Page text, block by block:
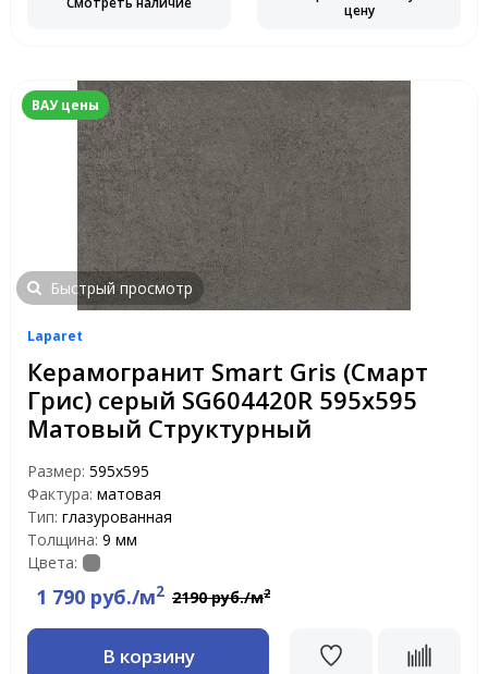
цену
ВАУ цены
Быстрый просмотр
Laparet
Керамогранит Smart Gris (Смарт
Грис) серый SG604420R 595x595
Матовый Структурный
Размер: 595x595
Фактура: матовая
Тип: глазурованная
Толщина: 9 мм
Цвета:
1 790 руб./м2 2190 руб./м2
В корзину